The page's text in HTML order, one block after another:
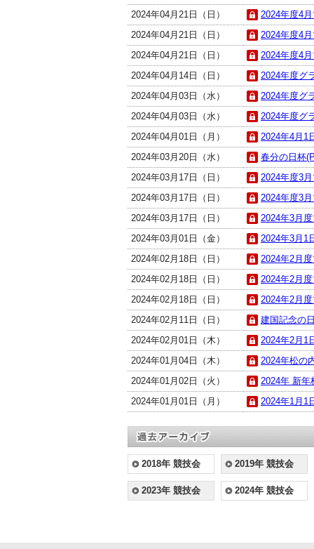
2024年04月21日（日）
2024年度4
2024年04月21日（日）
2024年度4
2024年04月21日（日）
2024年度4
2024年04月14日（日）
2024年度グ
2024年04月03日（水）
2024年度グ
2024年04月03日（水）
2024年度グ
2024年04月01日（月）
2024年4月1
2024年03月20日（水）
春分の日杯
2024年03月17日（日）
2024年度3
2024年03月17日（日）
2024年度3
2024年03月17日（日）
2024年3月
2024年03月01日（金）
2024年3月1
2024年02月18日（日）
2024年2月
2024年02月18日（日）
2024年2月
2024年02月18日（日）
2024年2月
2024年02月11日（日）
建国記念の
2024年02月01日（木）
2024年2月1
2024年01月04日（木）
2024年松の
2024年01月02日（火）
2024年 新年
2024年01月01日（月）
2024年1月1
2018年 競技会 2019年 競技会
2023年 競技会 2024年 競技会